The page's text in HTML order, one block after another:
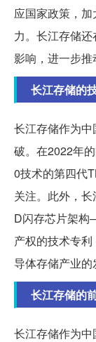
应国家政策，
力。长江存储
影响，进一步推
长江存储的
长江存储作为
破。在2022年
0技术的第四代
关注。此外，
D闪存芯片架构
产权的技术专
导体存储产业的
长江存储的
长江存储作为